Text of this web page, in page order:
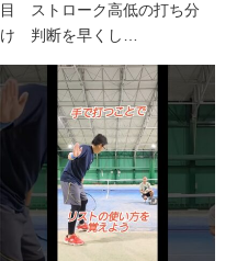
目 ストローク高低の打ち分
け 判断を早くし…